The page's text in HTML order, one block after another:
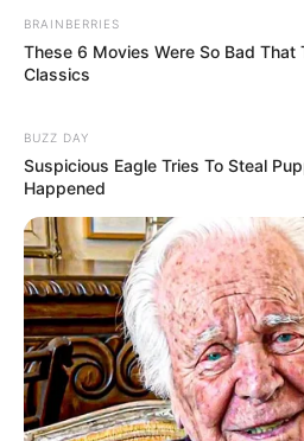
Nogada
Licúa la nuez junto
crema, el queso
Ajusta el sazón
sal hasta obtener
ligeramente dulce
BRAINBERRIES
These 6 Movies Were So Bad That
Classics
BUZZ DAY
Suspicious Eagle Tries To Steal
Happened